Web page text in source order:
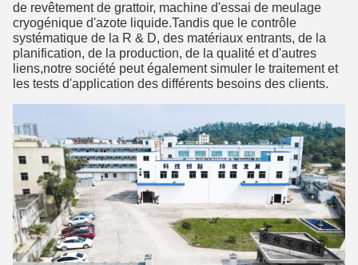
de revêtement de grattoir, machine d'essai de meulage
cryogénique d'azote liquide.Tandis que le contrôle
systématique de la R & D, des matériaux entrants, de la
planification, de la production, de la qualité et d'autres
liens,notre société peut également simuler le traitement et
les tests d'application des différents besoins des clients.